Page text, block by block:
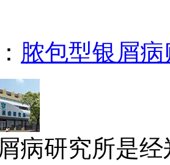
脓包型银屑
病研究所是